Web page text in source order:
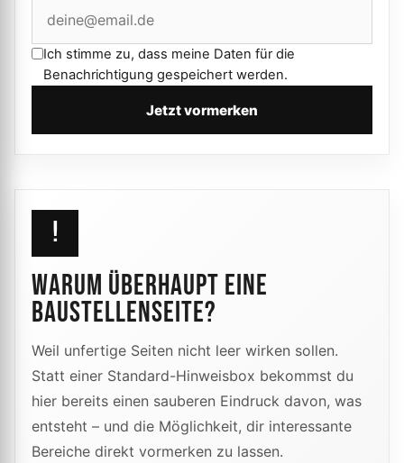
Ich stimme zu, dass meine Daten für die
Benachrichtigung gespeichert werden.
Jetzt vormerken
!
WARUM ÜBERHAUPT EINE
BAUSTELLENSEITE?
Weil unfertige Seiten nicht leer wirken sollen.
Statt einer Standard-Hinweisbox bekommst du
hier bereits einen sauberen Eindruck davon, was
entsteht – und die Möglichkeit, dir interessante
Bereiche direkt vormerken zu lassen.